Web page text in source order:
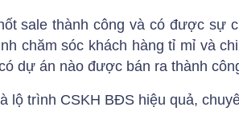
sale thành công và có được sự
chăm sóc khách hàng tỉ mỉ và
dự án nào được bán ra thành
lộ trình CSKH BĐS hiệu quả,